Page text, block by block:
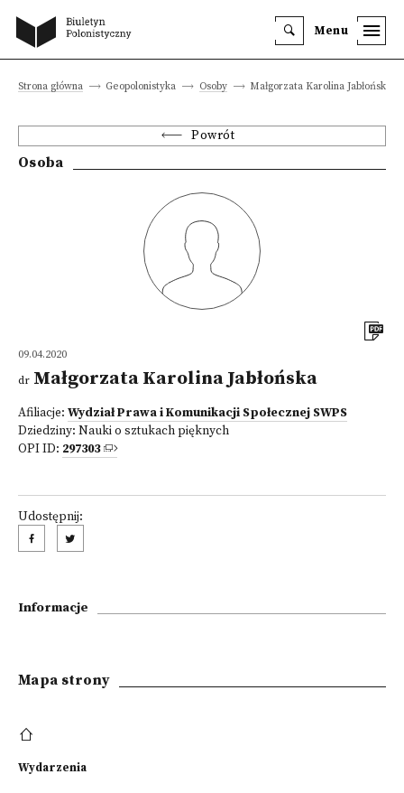
Menu
Strona główna Geopolonistyka Osoby Małgorzata Karolina Jabłońska
Powrót
Osoba
09.04.2020
dr Małgorzata Karolina Jabłońska
Afiliacje: Wydział Prawa i Komunikacji Społecznej SWPS
Dziedziny: Nauki o sztukach pięknych
OPI ID: 297303
Udostępnij:
Informacje
Mapa strony
Wydarzenia